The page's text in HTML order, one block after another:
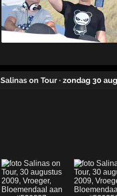
Salinas on Tour · zondag 30